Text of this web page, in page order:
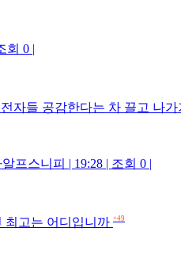
회 0 |
자들 공감한다는 차 끌고 나가
프스니피 | 19:28 | 조회 0 |
최고는 어디입니까 +49